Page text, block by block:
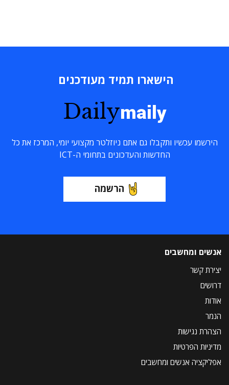
הישארו תמיד מעודכנים
Dailymaily
הירשמו עכשיו ותקבלו גם אתם ניוזלטר מקצועי יומי, המרכז את כל
החדשות והעדכונים בתחומי ה-ICT
הרשמה
אנשים ומחשבים
יצירת קשר
דרושים
אודות
הנמר
הצהרת נגישות
מדיניות הפרטיות
אפליקציה אנשים ומחשבים